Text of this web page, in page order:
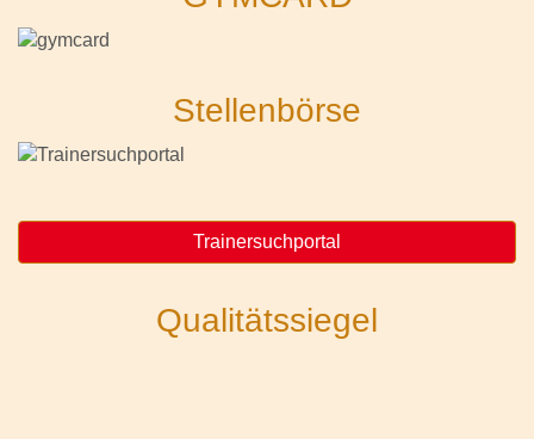
Stellenbörse
Trainersuchportal
Qualitätssiegel